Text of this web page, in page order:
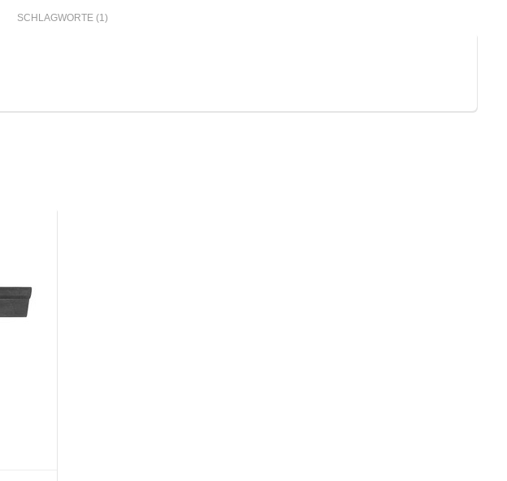
SCHLAGWORTE (1)